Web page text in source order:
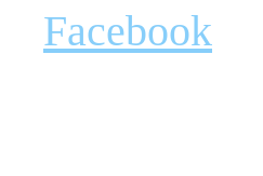
Facebook